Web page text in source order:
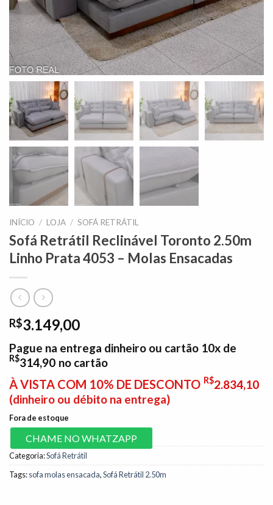
INÍCIO / LOJA / SOFÁ RETRÁTIL
Sofá Retrátil Reclinável Toronto 2.50m
Linho Prata 4053 – Molas Ensacadas
R$3.149,00
Pague na entrega dinheiro ou cartão 10x de
R$314,90 no cartão
À VISTA COM 10% DE DESCONTO R$2.834,10
(dinheiro ou débito na entrega)
Fora de estoque
CHAME NO WHATZAPP
Categoria:Sofá Retrátil
Tags:sofa molas ensacada,Sofá Retrátil 2.50m